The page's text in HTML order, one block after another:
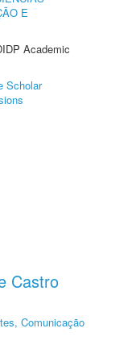
E
Academic
Scholar
Castro
Comunicação